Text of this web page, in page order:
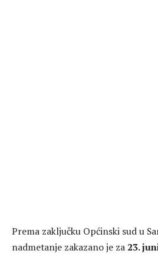
Prema zaključku Općinski sud u
nadmetanje zakazano je za 23.